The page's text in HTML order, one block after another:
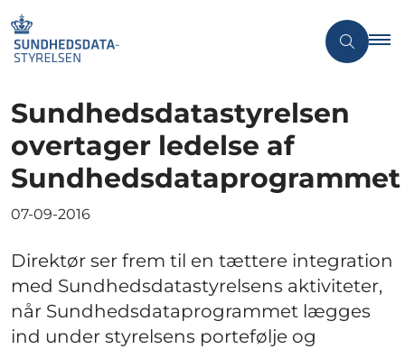
Sundhedsdatastyrelsen
overtager ledelse af
Sundhedsdataprogrammet
07-09-2016
Direktør ser frem til en tættere integration
med Sundhedsdatastyrelsens aktiviteter,
når Sundhedsdataprogrammet lægges
ind under styrelsens portefølje og